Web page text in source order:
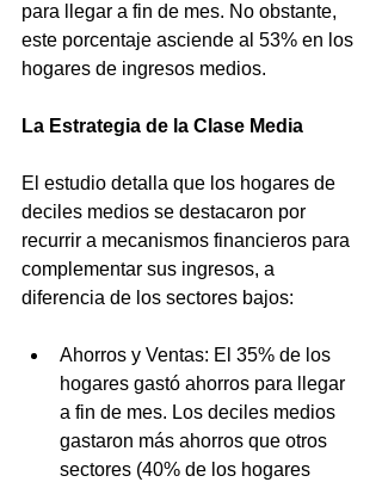
para llegar a fin de mes. No obstante,
este porcentaje asciende al 53% en los
hogares de ingresos medios.
La Estrategia de la Clase Media
El estudio detalla que los hogares de
deciles medios se destacaron por
recurrir a mecanismos financieros para
complementar sus ingresos, a
diferencia de los sectores bajos:
Ahorros y Ventas: El 35% de los
hogares gastó ahorros para llegar
a fin de mes. Los deciles medios
gastaron más ahorros que otros
sectores (40% de los hogares